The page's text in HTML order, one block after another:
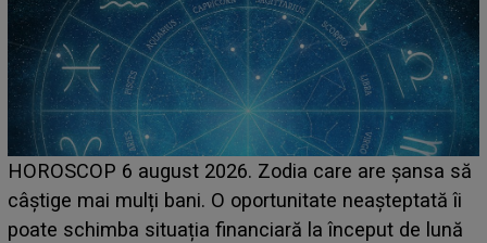
LINE-UP UNTOLD ONE, prima zi. Cine sunt artiștii
care deschid festivalul și de la ce ore au loc cele mai
așteptate concerte pe scena principală?